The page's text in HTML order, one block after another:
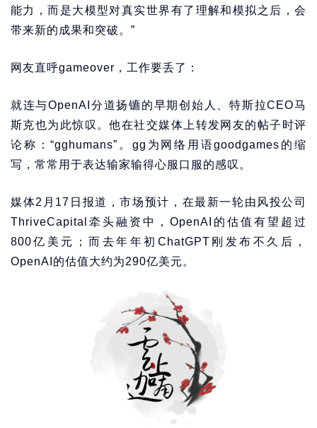
能力，而是大模型对真实世界有了理解和模拟之后，会
带来新的成果和突破。”
网友直呼gameover，工作要丢了：
就连与OpenAI分道扬镳的早期创始人、特斯拉CEO马
斯克也为此惊叹。他在社交媒体上转发网友的帖子时评
论称：“gghumans”。gg为网络用语goodgames的缩
写，常常用于表达输家输得心服口服的感叹。
媒体2月17日报道，市场预计，在最新一轮由风投公司
ThriveCapital牵头融资中，OpenAI的估值有望超过
800亿美元；而去年年初ChatGPT刚发布不久后，
OpenAI的估值大约为290亿美元。